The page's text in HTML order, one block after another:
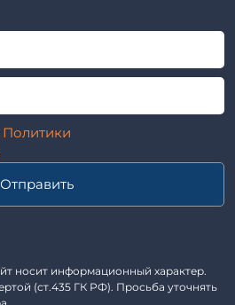
(пасынки) Серия 3.407-57 и
Политики
Отправить
носит информационный характер.
(ст.435 ГК РФ). Просьба уточнять